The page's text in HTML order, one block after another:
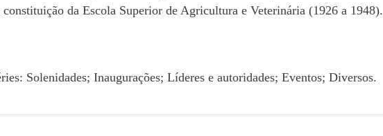
da Escola Superior de Agricultura e Veterinária (1926 a 1948).
Solenidades; Inaugurações; Líderes e autoridades; Eventos; Diversos.